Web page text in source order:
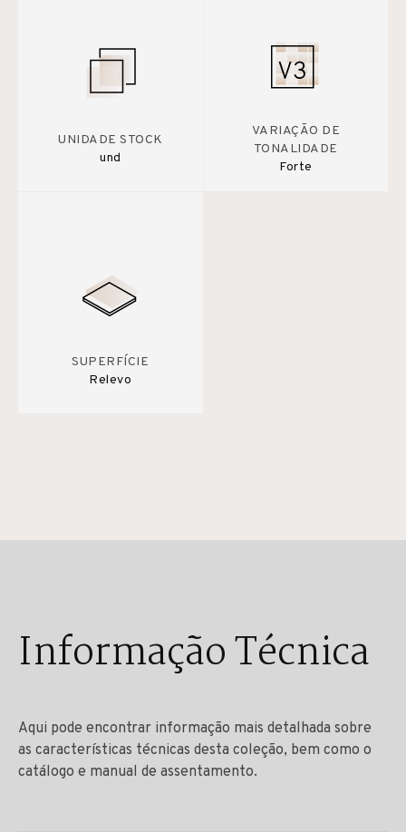
UNIDADE STOCK
und
VARIAÇÃO DE
TONALIDADE
Forte
SUPERFÍCIE
Relevo
Informação Técnica
Aqui pode encontrar informação mais detalhada sobre
as características técnicas desta coleção, bem como o
catálogo e manual de assentamento.